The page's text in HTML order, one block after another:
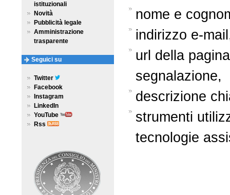
nome e
indirizzo e-
url della
segnalazione,
descrizione
strumenti
tecnologie
istituzionali
Novità
Pubblicità legale
Amministrazione
trasparente
Seguici su
Twitter
Facebook
Instagram
LinkedIn
YouTube
Rss